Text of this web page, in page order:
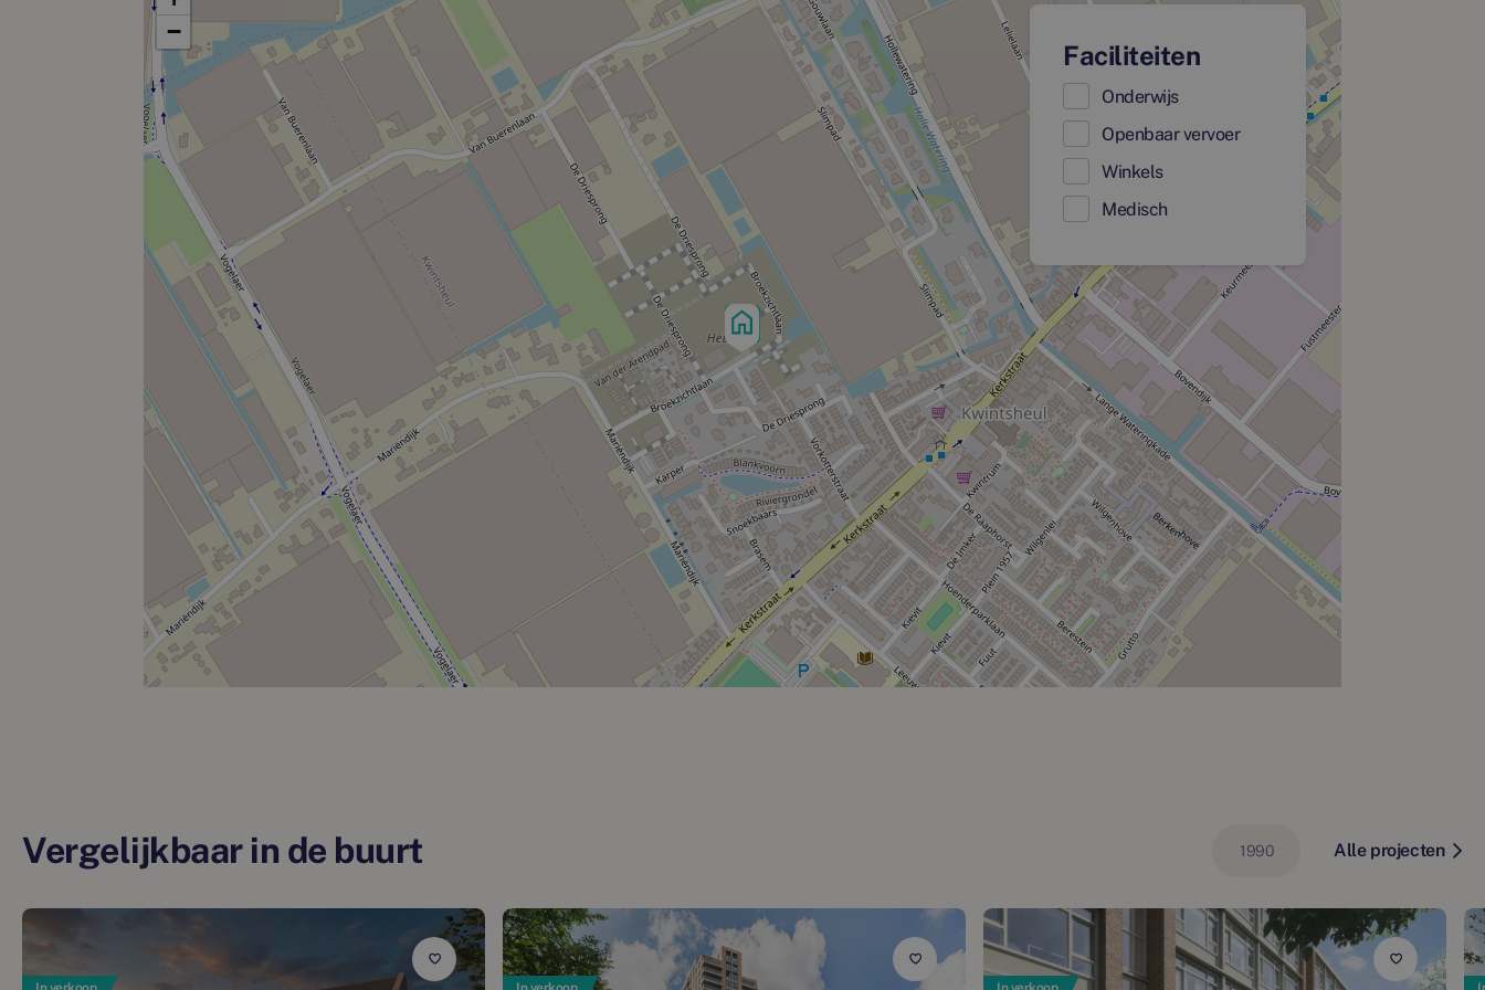
aanbod. Ten aanzien van de juistheid van de vermelde informatie kan door de verkopend makelaar
en haar opdrachtgever geen aansprakelijkheid worden aanvaard, noch kan aan de vermelde
informatie enig recht worden ontleend.
−
Faciliteiten
Onderwijs
Openbaar vervoer
Winkels
Medisch
Vergelijkbaar in de buurt 1990 Alle projecten